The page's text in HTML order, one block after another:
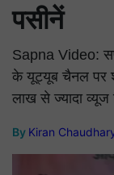
पसीनें
Sapna Video:
के यूट्यूब चैनल पर
लाख से ज्यादा
By Kiran